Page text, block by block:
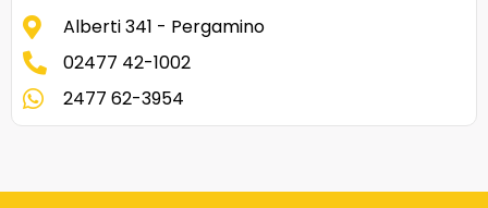
Alberti 341 - Pergamino
02477 42-1002
2477 62-3954